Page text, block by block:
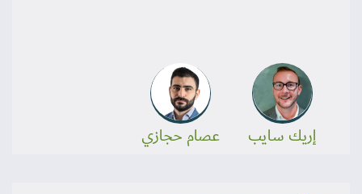
إريك سايب عصام حجازي